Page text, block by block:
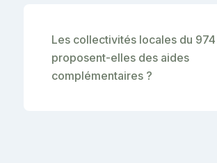
Les collectivités locales du 974
proposent-elles des aides
complémentaires ?